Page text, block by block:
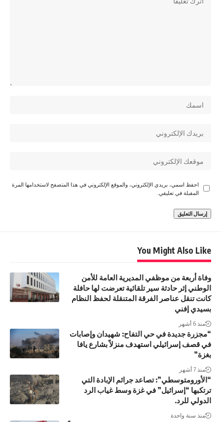
احفظ اسمي، بريدي الإلكتروني، والموقع الإلكتروني في هذا المتصفح لاستخدامها المرة
المقبلة في تعليقي.
You Might Also Like
وفاة أربعة من موظفي المديرية العامة للأمن
الوطني إثر حادثة سير تلقائية تعرضت لها حافلة
كانت تنقل عناصر الفرقة المتنقلة لحفظ النظام
بسيدي إفني
منذ 6 أشهر
“مجزرة جديدة في حي التفاح: شهيدان وإصابات
في قصف إسرائيلي استهدف منزلاً بشارع يافا
بغزة”
منذ 7 أشهر
“الأورومتوسطي”: تصاعد جرائم الإبادة التي
ترتكبها “إسرائيل” في غزة وسط غياب الرد
الدولي للرد.
منذ سنة واحدة